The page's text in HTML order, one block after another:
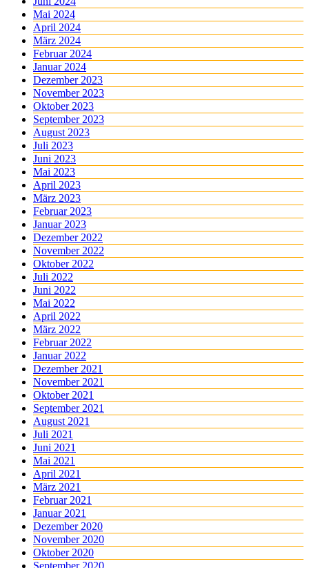
Mai 2024
April 2024
März 2024
Februar 2024
Januar 2024
Dezember 2023
November 2023
Oktober 2023
September 2023
August 2023
Juli 2023
Juni 2023
Mai 2023
April 2023
März 2023
Februar 2023
Januar 2023
Dezember 2022
November 2022
Oktober 2022
Juli 2022
Juni 2022
Mai 2022
April 2022
März 2022
Februar 2022
Januar 2022
Dezember 2021
November 2021
Oktober 2021
September 2021
August 2021
Juli 2021
Juni 2021
Mai 2021
April 2021
März 2021
Februar 2021
Januar 2021
Dezember 2020
November 2020
Oktober 2020